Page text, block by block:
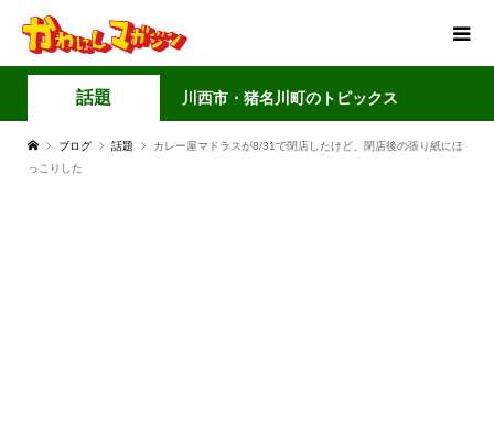
話題 川西市・猪名川町のトピックス
ブログ 話題
カレー屋マドラスが8/31で閉店したけど、閉店後の張り紙にほ
っこりした